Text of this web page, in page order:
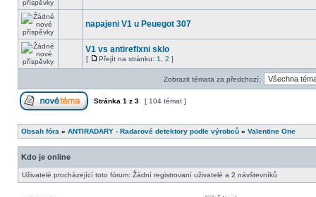
napajeni V1 u Peuegot 307
V1 vs antireflxni sklo
[ Přejít na stránku: 1 2 ]
Zobrazit témata za předchozí:
Stránka 1 z 3 [ 104 témat ]
Obsah fóra » ANTIRADARY - Radarové detektory podle výrobců » Valentine One
Kdo je online
Uživatelé procházející toto fórum: Žádní registrovaní uživatelé a 2 návštevníků